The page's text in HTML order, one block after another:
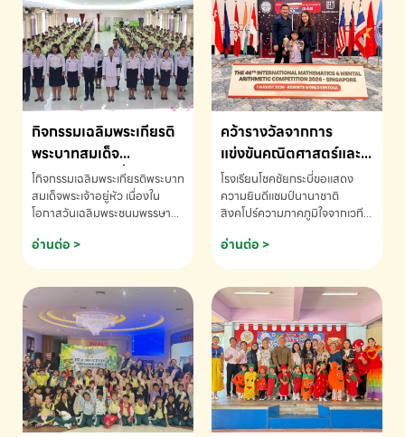
กิจกรรมเฉลิมพระเกียรติ
พระบาทสมเด็จ
พระเจ้าอยู่หัว เนื่องใน
โอกาสวันเฉลิม
พระชนมพรรษา
โกิจกรรมเฉลิมพระเกียรติพระบาท
สมเด็จพระเจ้าอยู่หัว เนื่องใน
โอกาสวันเฉลิมพระชนมพรรษา
ข้อมูลเพิ่มเติม โทร. 075-691910
อ่านต่อ >
คว้ารางวัลจากการ
แข่งขันคณิตศาสตร์และ
คณิตคิดเร็วนานาชาติ
ครั้งที่ 46 ประจำปี 2569
ณ ประเทศสิงคโปร์
โรงเรียนโชคชัยกระบี่ขอแสดง
ความยินดีแชมป์นานาชาติ
สิงคโปร์ความภาคภูมิใจจากเวที
ด.ช.พัทธนันท์ พรหมพันธ์ ชั้น
อนุบาล EP K3 โรงเรียนโชคชัย
แข่งขันคณิตศาสตร์และคณิตคิด
เร็วนานาชาติ ครั้งที่ 46 ประจำปี
2569 ณ ประเทศสิงคโปร์
INTERNATIONAL
MATHEMATICS AND
MENTAL ARITHMETIC
COMPETITION 2026 - ถ้วย
รางวัลรองชนะเลิศอันดับที่ 2
อ่านต่อ >